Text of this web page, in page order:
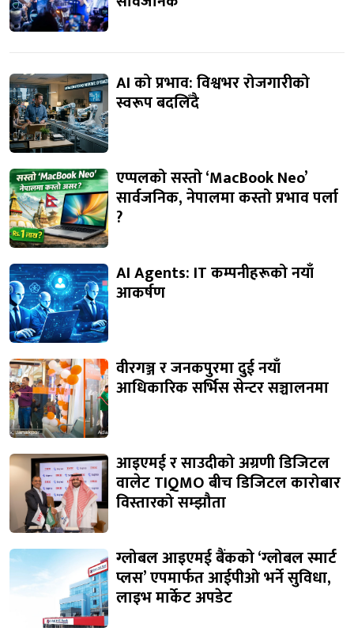
AI को प्रभाव: विश्वभर रोजगारीको
स्वरूप बदलिँदै
एप्पलको सस्तो ‘MacBook Neo’
सार्वजनिक, नेपालमा कस्तो प्रभाव पर्ला
?
AI Agents: IT कम्पनीहरूको नयाँ
आकर्षण
वीरगञ्ज र जनकपुरमा दुई नयाँ
आधिकारिक सर्भिस सेन्टर सञ्चालनमा
आइएमई र साउदीको अग्रणी डिजिटल
वालेट TIQMO बीच डिजिटल कारोबार
विस्तारको सम्झौता
ग्लोबल आइएमई बैंकको ‘ग्लोबल स्मार्ट
प्लस’ एपमार्फत आईपीओ भर्ने सुविधा,
लाइभ मार्केट अपडेट